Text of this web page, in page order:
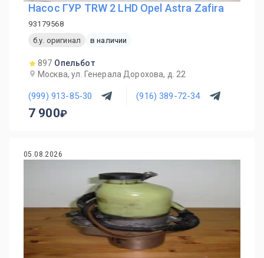
Насос ГУР TRW 2 LHD Opel Astra Zafira
93179568
б.у. оригинал
в наличии
897 Опельбот
Москва, ул. Генерала Дорохова, д. 22
(999) 913-85-30 (916) 389-72-34
7 900
05.08.2026